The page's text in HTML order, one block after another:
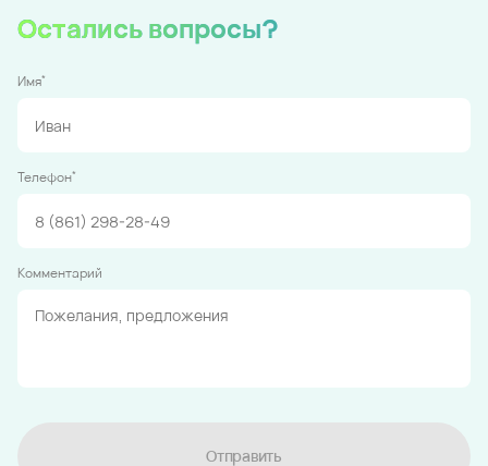
Остались вопросы?
Имя*
Телефон*
Комментарий
Отправить